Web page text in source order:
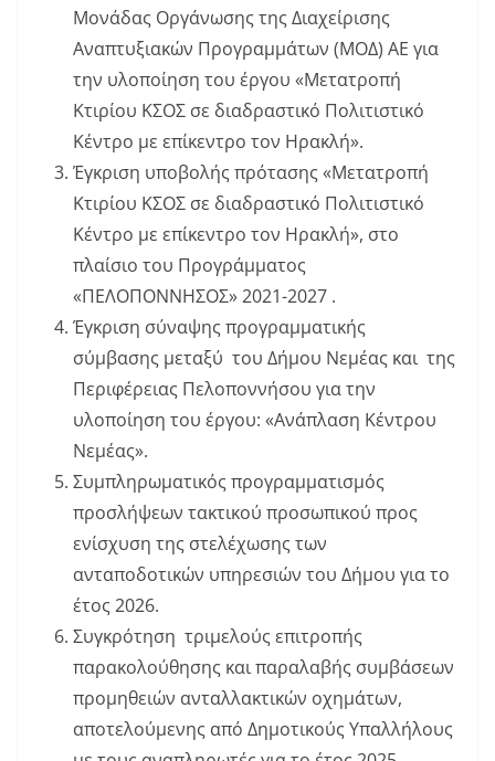
Μονάδας Οργάνωσης της Διαχείρισης
Αναπτυξιακών Προγραμμάτων (ΜΟΔ) ΑΕ για
την υλοποίηση του έργου «Μετατροπή
Κτιρίου ΚΣΟΣ σε διαδραστικό Πολιτιστικό
Κέντρο με επίκεντρο τον Ηρακλή».
Έγκριση υποβολής πρότασης «Μετατροπή
Κτιρίου ΚΣΟΣ σε διαδραστικό Πολιτιστικό
Κέντρο με επίκεντρο τον Ηρακλή», στο
πλαίσιο του Προγράμματος
«ΠΕΛΟΠΟΝΝΗΣΟΣ» 2021-2027 .
Έγκριση σύναψης προγραμματικής
σύμβασης μεταξύ του Δήμου Νεμέας και της
Περιφέρειας Πελοποννήσου για την
υλοποίηση του έργου: «Ανάπλαση Κέντρου
Νεμέας».
Συμπληρωματικός προγραμματισμός
προσλήψεων τακτικού προσωπικού προς
ενίσχυση της στελέχωσης των
ανταποδοτικών υπηρεσιών του Δήμου για το
έτος 2026.
Συγκρότηση τριμελούς επιτροπής
παρακολούθησης και παραλαβής συμβάσεων
προμηθειών ανταλλακτικών οχημάτων,
αποτελούμενης από Δημοτικούς Υπαλλήλους